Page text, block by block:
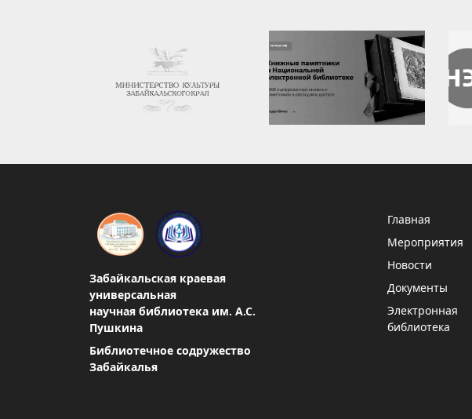
Забайкальская краевая
универсальная
научная библиотека им. А.С.
Пушкина
Библиотечное содружество
Забайкалья
Главная
Мероприятия
Новости
Документы
Электронная
библиотека